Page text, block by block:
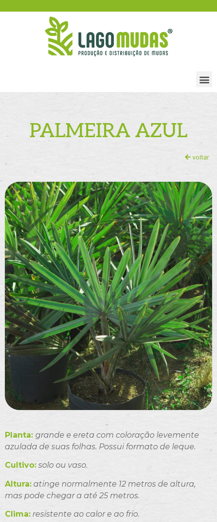
PALMEIRA AZUL
voltar
Planta: grande e ereta com coloração levemente
azulada de suas folhas. Possui formato de leque.
Cultivo: solo ou vaso.
Altura: atinge normalmente 12 metros de altura,
mas pode chegar a até 25 metros.
Clima: resistente ao calor e ao frio.